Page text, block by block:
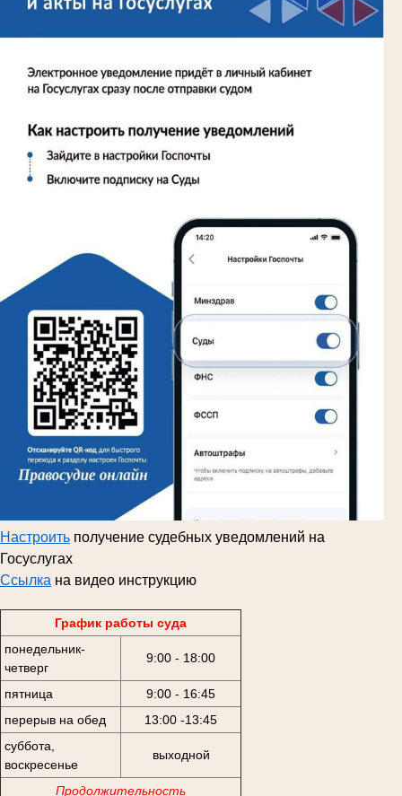
Настроить получение судебных уведомлений на
Госуслугах
Ссылка на видео инструкцию
График работы суда
понедельник-
четверг
9:00 - 18:00
пятница
9:00 - 16:45
перерыв на обед
13:00 -13:45
суббота,
воскресенье
выходной
Продолжительность